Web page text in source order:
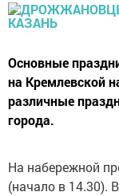
Основные
на Кремлевской
различные
города.
На набережной
(начало в 14.30).